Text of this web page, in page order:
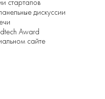
стартапов
дискуссии
Award
сайте